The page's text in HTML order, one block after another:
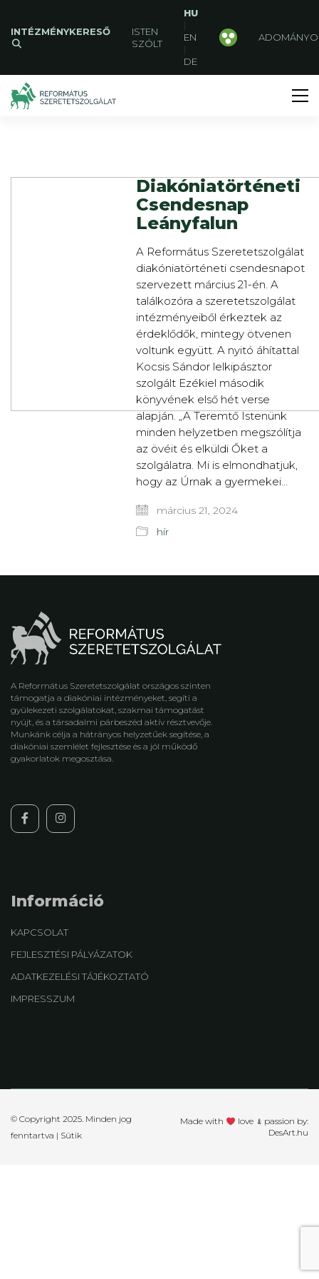
INTÉZMÉNYKERESŐ
ISTEN
SZÓLT
HU
|
EN
|
DE
Diakóniatörténeti
Csendesnap
Leányfalun
A Református Szeretetszolgálat
diakóniatörténeti csendesnapot
szervezett március 21-én. A
találkozóra a szeretetszolgálat
intézményeiből érkeztek az
érdeklődők, mintegy ötvenen
voltunk együtt. A nyitó áhítattal
Kocsis Sándor lelkipásztor
szolgált Ezékiel második
könyvének első hét verse
alapján. „A Teremtő Istenünk
minden helyzetben megszólítja
az övéit és elküldi Őket a
szolgálatra. Mi is elmondhatjuk,
hogy az Úrnak a gyermekei…
március 21, 2024
hír
A Református Szeretetszolgálat országos szinten
támogatja a diakóniai intézményeket, segíti a
gyülekezeti szolgálatokat, szakmai támogatást
nyújt, és a társadalmi párbeszéd aktív résztvevője.
Munkánk célja a hátrányos helyzetűek segítése, a
diakóniai szemlélet fejlesztése és a jól működő
gyakorlatok megosztása.
Információ
KAPCSOLAT
FEJLESZTÉSI PÁLYÁZATOK
ADATKEZELÉSI TÁJÉKOZTATÓ
IMPRESSZUM
Made with
love ﹠passion by:
DesArt.hu
© Copyright 2025. Minden jog
fenntartva | Sütik